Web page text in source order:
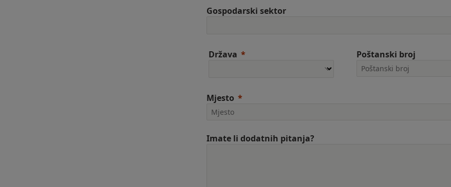
Gospodarski sektor
Država Poštanski broj
Mjesto
Imate li dodatnih pitanja?